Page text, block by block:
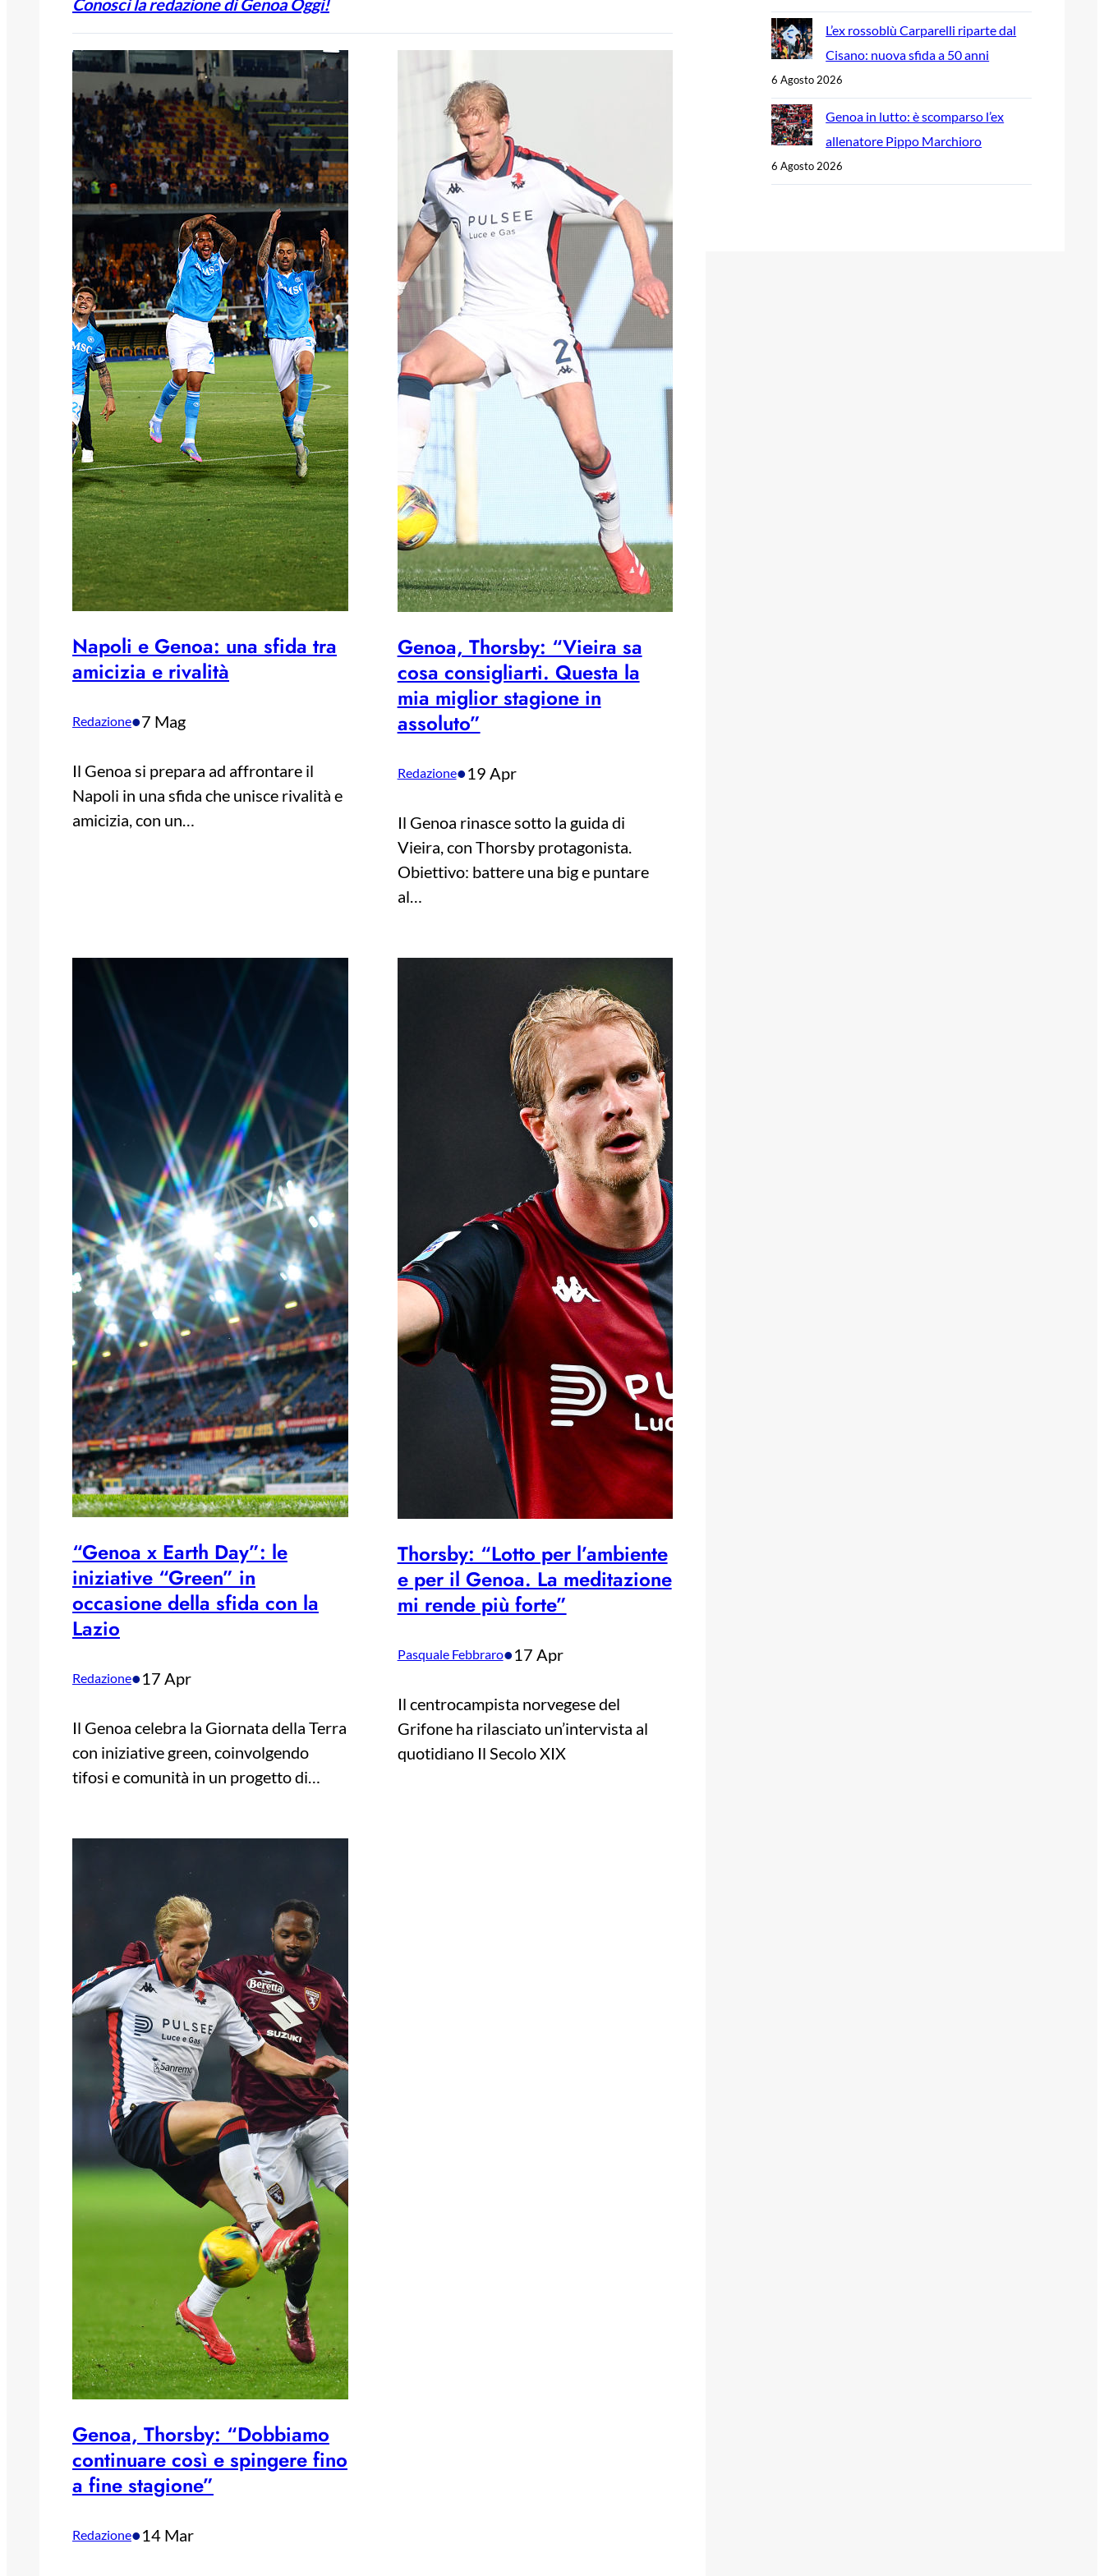
Conosci la redazione di Genoa Oggi!
Napoli e Genoa: una sfida tra
amicizia e rivalità
Redazione•7 Mag
Il Genoa si prepara ad affrontare il
Napoli in una sfida che unisce rivalità e
amicizia, con un…
Genoa, Thorsby: “Vieira sa
cosa consigliarti. Questa la
mia miglior stagione in
assoluto”
Redazione•19 Apr
Il Genoa rinasce sotto la guida di
Vieira, con Thorsby protagonista.
Obiettivo: battere una big e puntare
al…
“Genoa x Earth Day”: le
iniziative “Green” in
occasione della sfida con la
Lazio
Redazione•17 Apr
Il Genoa celebra la Giornata della Terra
con iniziative green, coinvolgendo
tifosi e comunità in un progetto di…
Thorsby: “Lotto per l’ambiente
e per il Genoa. La meditazione
mi rende più forte”
Pasquale Febbraro•17 Apr
Il centrocampista norvegese del
Grifone ha rilasciato un’intervista al
quotidiano Il Secolo XIX
Genoa, Thorsby: “Dobbiamo
continuare così e spingere fino
a fine stagione”
Redazione•14 Mar
L’ex rossoblù Carparelli riparte dal
Cisano: nuova sfida a 50 anni
6 Agosto 2026
Genoa in lutto: è scomparso l’ex
allenatore Pippo Marchioro
6 Agosto 2026